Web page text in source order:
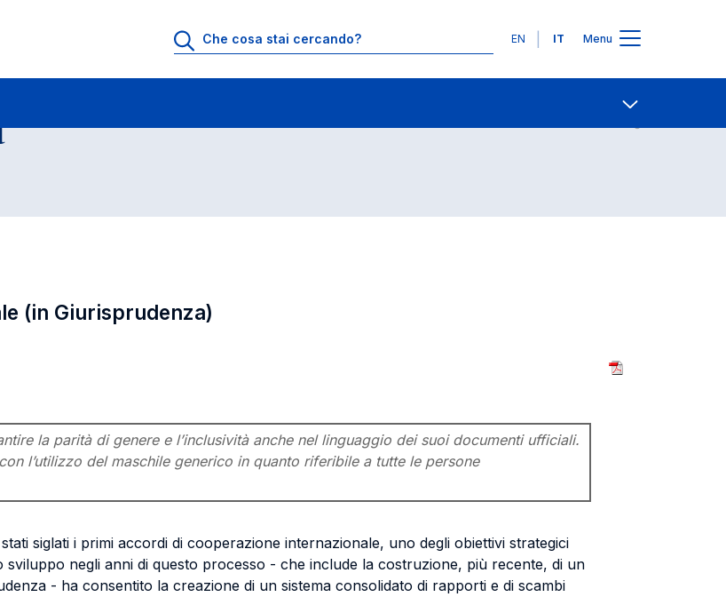
Lingue
EN IT Menu
Corso di Laurea Magistrale quinquennale (in Giurisprudenza) Contatti
(in Giurisprudenza)
la parità di genere e l’inclusività anche nel linguaggio dei suoi documenti ufficiali.
l’utilizzo del maschile generico in quanto riferibile a tutte le persone
siglati i primi accordi di cooperazione internazionale, uno degli obiettivi strategici
negli anni di questo processo - che include la costruzione, più recente, di un
- ha consentito la creazione di un sistema consolidato di rapporti e di scambi